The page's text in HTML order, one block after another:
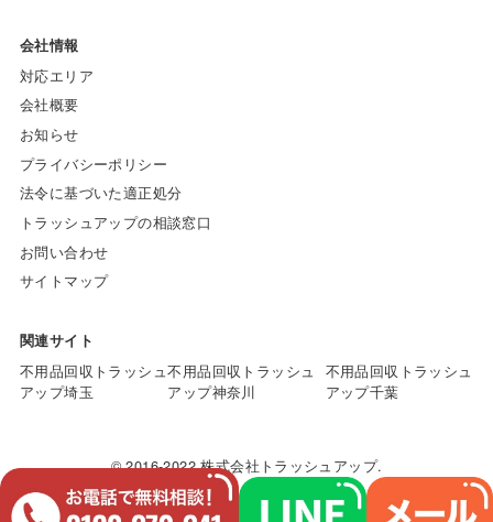
会社情報
対応エリア
会社概要
お知らせ
プライバシーポリシー
法令に基づいた適正処分
トラッシュアップの相談窓口
お問い合わせ
サイトマップ
関連サイト
不用品回収トラッシュ
アップ埼玉
不用品回収トラッシュ
アップ神奈川
不用品回収トラッシュ
アップ千葉
© 2016-2022 株式会社トラッシュアップ.